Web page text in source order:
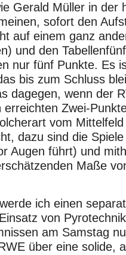
Gerald Müller in der
sofort den
auf einem ganz
und den
nur fünf Punkte. Es
bis zum Schluss
dagegen, wenn der
erreichten Zwei-
vom
dazu sind die
Augen führt) und
Maße
ich einen
von
am Samstag
über eine solide,